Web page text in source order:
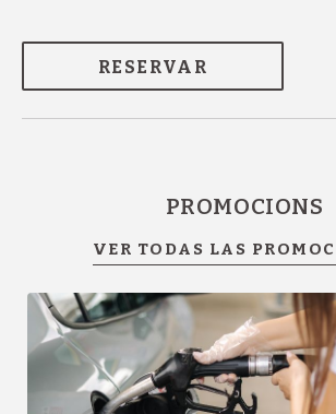
RESERVAR
PROMOCIONS